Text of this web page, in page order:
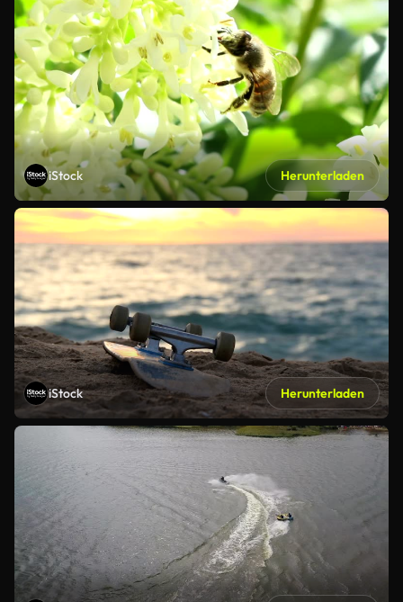
iStock Herunterladen
iStock Herunterladen